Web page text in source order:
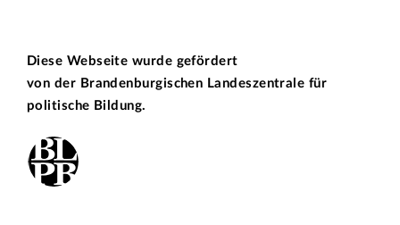
Diese Webseite wurde gefördert
von der Brandenburgischen Landeszentrale für
politische Bildung.